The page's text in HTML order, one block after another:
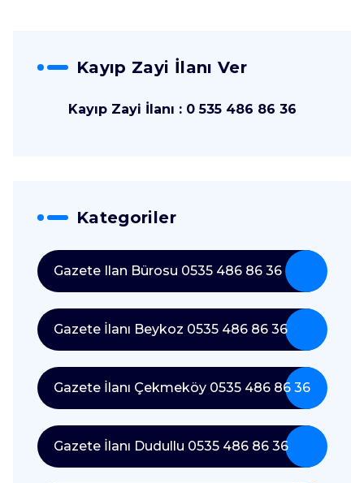
Kayıp Zayi İlanı Ver
Kayıp Zayi İlanı : 0 535 486 86 36
Kategoriler
Gazete Ilan Bürosu 0535 486 86 36
Gazete İlanı Beykoz 0535 486 86 36
Gazete İlanı Çekmeköy 0535 486 86 36
Gazete İlanı Dudullu 0535 486 86 36